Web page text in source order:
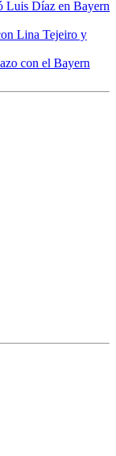
Luis Díaz en Bayern
Lina Tejeiro y
con el Bayern